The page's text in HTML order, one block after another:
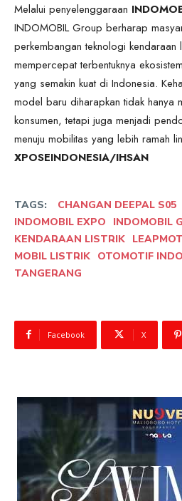
Melalui penyelenggaraan
INDOMOBIL Group berharap
perkembangan teknologi kendaraan
mempercepat terbentuknya ekosistem
yang semakin kuat di Indonesia.
model baru diharapkan tidak hanya
konsumen, tetapi juga menjadi
menuju mobilitas yang lebih ramah
XPOSEINDONESIA/IHSAN
TAGS: CHANGAN DEEPAL S05
INDOMOBIL EXPO
INDOMOBIL
KENDARAAN LISTRIK
MOBIL LISTRIK OTOMOTIF
TANGERANG
Facebook X